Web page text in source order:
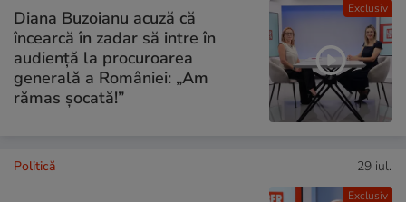
Exclusiv
Diana Buzoianu acuză că
încearcă în zadar să intre în
audiență la procuroarea
generală a României: „Am
rămas șocată!”
Exclusiv
Politică 29 iul.